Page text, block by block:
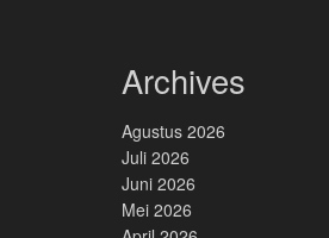
Archives
Agustus 2026
Juli 2026
Juni 2026
Mei 2026